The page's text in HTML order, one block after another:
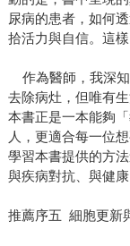
尿病的患者，如何
拾活力與自信。這
作為醫師，我深
去除病灶，但唯有
本書正是一本能夠
人，更適合每一位
學習本書提供的方
與疾病對抗、與健康
推薦序五 細胞更新